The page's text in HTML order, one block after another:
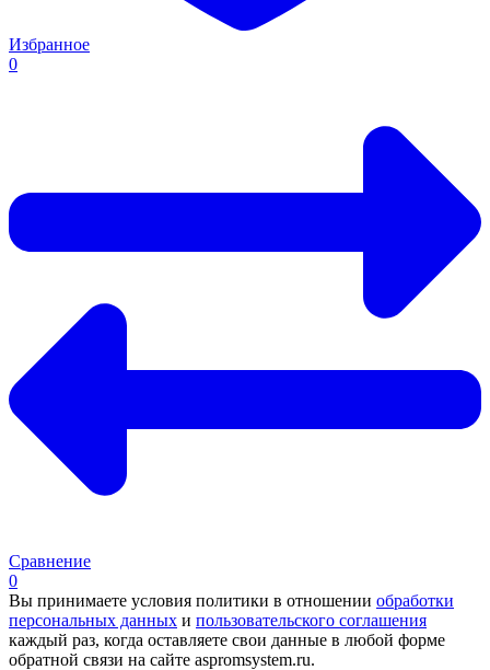
Избранное
0
Сравнение
0
Вы принимаете условия политики в отношении обработки
персональных данных и пользовательского соглашения
каждый раз, когда оставляете свои данные в любой форме
обратной связи на сайте aspromsystem.ru.